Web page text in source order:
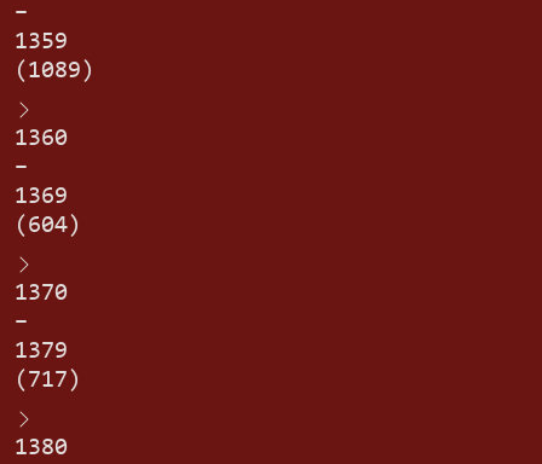
–
1359
(1089)
1360
–
1369
(604)
1370
–
1379
(717)
1380